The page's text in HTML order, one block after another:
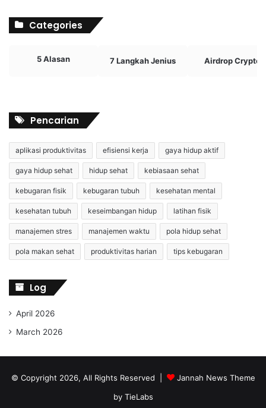
Categories
5 Alasan 7 Langkah Jenius Airdrop Crypto
Pencarian
aplikasi produktivitas efisiensi kerja gaya hidup aktif
gaya hidup sehat hidup sehat kebiasaan sehat
kebugaran fisik kebugaran tubuh kesehatan mental
kesehatan tubuh keseimbangan hidup latihan fisik
manajemen stres manajemen waktu pola hidup sehat
pola makan sehat produktivitas harian tips kebugaran
Log
April 2026
March 2026
© Copyright 2026, All Rights Reserved |
Jannah News Theme
by TieLabs